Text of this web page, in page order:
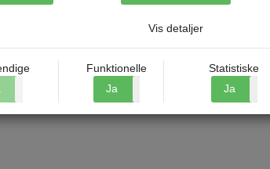
Vis detaljer
Funktionelle
Ja
Statistiske
Ja